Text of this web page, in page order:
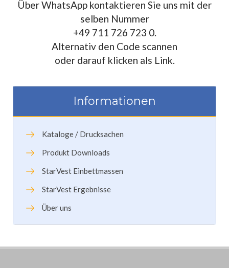
Über WhatsApp kontaktieren Sie uns mit der
selben Nummer
+49 711 726 723 0.
Alternativ den Code scannen
oder darauf klicken als Link.
Informationen
Kataloge / Drucksachen
Produkt Downloads
StarVest Einbettmassen
StarVest Ergebnisse
Über uns